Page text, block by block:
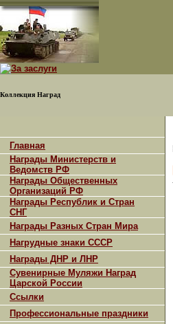
Коллекция Наград
Главная
Награды Министерств и
Ведомств РФ
Награды Общественных
Организаций РФ
Награды Республик и Стран
СНГ
Награды Разных Стран Мира
Нагрудные знаки СССР
Награды ДНР и ЛНР
Сувенирные Муляжи Наград
Царской России
Ссылки
Профессиональные праздники